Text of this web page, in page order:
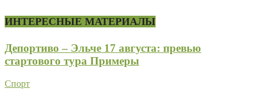
ИНТЕРЕСНЫЕ МАТЕРИАЛЫ
Депортиво – Эльче 17 августа: превью
стартового тура Примеры
Спорт